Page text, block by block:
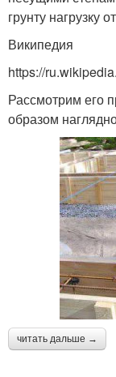
грунту нагрузку
Википедия
https://
Рассмотрим его
образом
читать дальше →